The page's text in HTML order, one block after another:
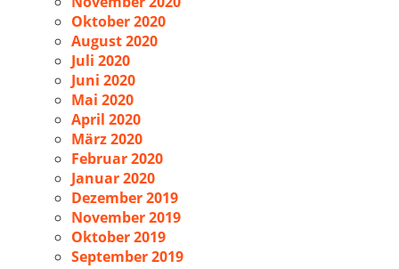
Oktober 2020
August 2020
Juli 2020
Juni 2020
Mai 2020
April 2020
März 2020
Februar 2020
Januar 2020
Dezember 2019
November 2019
Oktober 2019
September 2019